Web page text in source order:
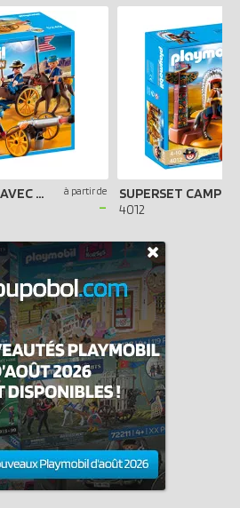
SOLDATS AMÉRICAINS AVEC CANON à partir de
- 4012